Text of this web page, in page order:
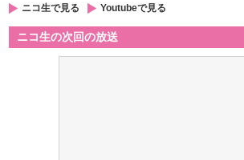
ニコ生で見る Youtubeで見る
ニコ生の次回の放送